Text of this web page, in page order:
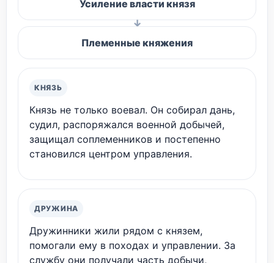
Усиление власти князя
Племенные княжения
КНЯЗЬ
Князь не только воевал. Он собирал дань,
судил, распоряжался военной добычей,
защищал соплеменников и постепенно
становился центром управления.
ДРУЖИНА
Дружинники жили рядом с князем,
помогали ему в походах и управлении. За
службу они получали часть добычи,